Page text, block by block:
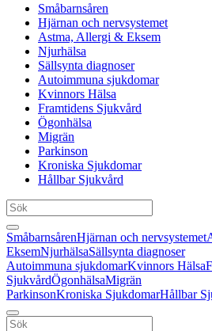
Småbarnsåren
Hjärnan och nervsystemet
Astma, Allergi & Eksem
Njurhälsa
Sällsynta diagnoser
Autoimmuna sjukdomar
Kvinnors Hälsa
Framtidens Sjukvård
Ögonhälsa
Migrän
Parkinson
Kroniska Sjukdomar
Hållbar Sjukvård
SmåbarnsårenHjärnan och nervsystemet
EksemNjurhälsaSällsynta diagnoser
Autoimmuna sjukdomarKvinnors Hälsa
SjukvårdÖgonhälsaMigrän
ParkinsonKroniska SjukdomarHållbar